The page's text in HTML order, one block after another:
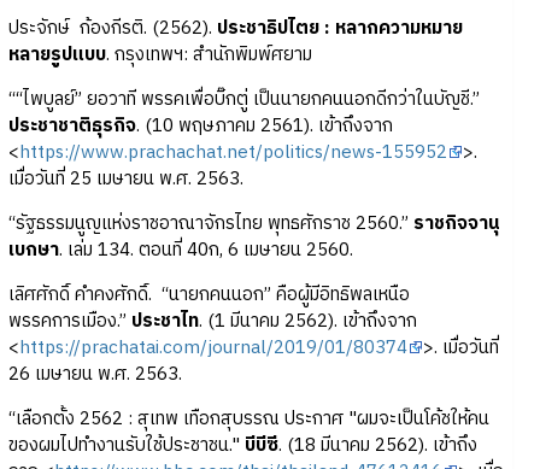
ประจักษ์ ก้องกีรติ. (2562). ประชาธิปไตย : หลากความหมาย
หลายรูปแบบ. กรุงเทพฯ: สำนักพิมพ์ศยาม
““ไพบูลย์” ยอวาที พรรคเพื่อบิ๊กตู่ เป็นนายกคนนอกดีกว่าในบัญชี.”
ประชาชาติธุรกิจ. (10 พฤษภาคม 2561). เข้าถึงจาก
<https://www.prachachat.net/politics/news-155952 >.
เมื่อวันที่ 25 เมษายน พ.ศ. 2563.
“รัฐธรรมนูญแห่งราชอาณาจักรไทย พุทธศักราช 2560.” ราชกิจจานุ
เบกษา. เล่ม 134. ตอนที่ 40ก, 6 เมษายน 2560.
เลิศศักดิ์ คำคงศักดิ์. “นายกคนนอก” คือผู้มีอิทธิพลเหนือ
พรรคการเมือง.” ประชาไท. (1 มีนาคม 2562). เข้าถึงจาก
<https://prachatai.com/journal/2019/01/80374 >. เมื่อวันที่
26 เมษายน พ.ศ. 2563.
“เลือกตั้ง 2562 : สุเทพ เทือกสุบรรณ ประกาศ "ผมจะเป็นโค้ชให้คน
ของผมไปทำงานรับใช้ประชาชน." บีบีซี. (18 มีนาคม 2562). เข้าถึง